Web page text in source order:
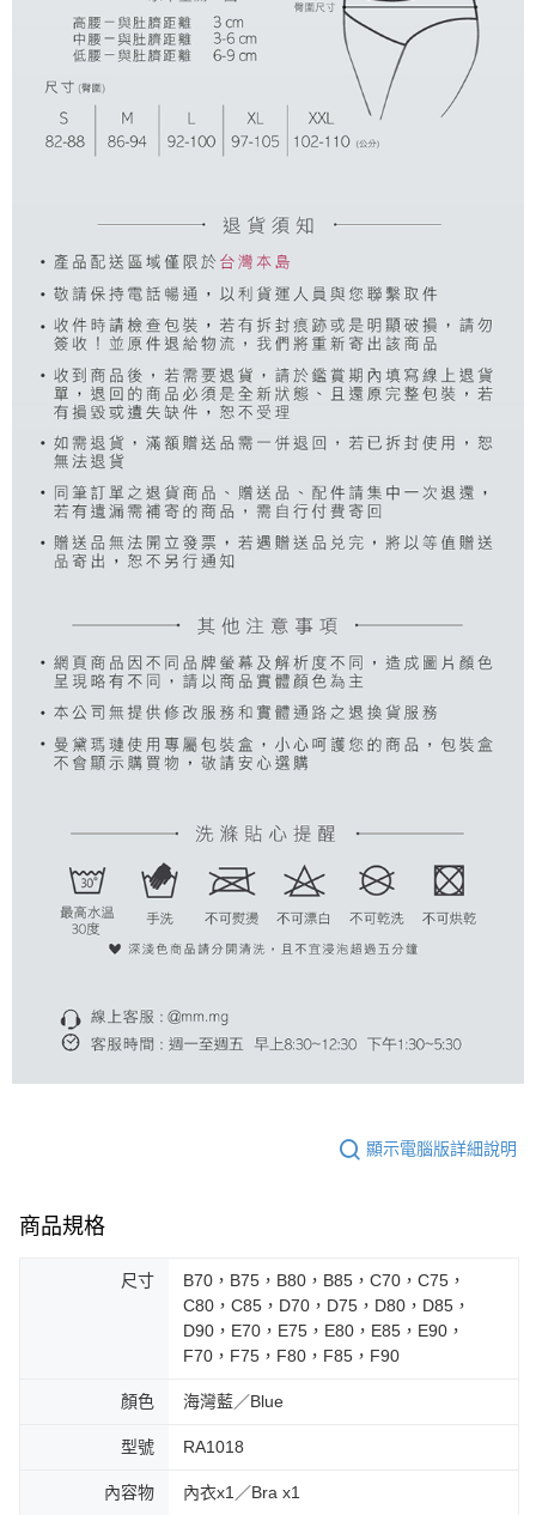
顯示電腦版詳細說明
商品規格
尺寸
B70，B75，B80，B85，C70，C75，
C80，C85，D70，D75，D80，D85，
D90，E70，E75，E80，E85，E90，
F70，F75，F80，F85，F90
顏色 海灣藍／Blue
型號 RA1018
內容物 內衣x1／Bra x1